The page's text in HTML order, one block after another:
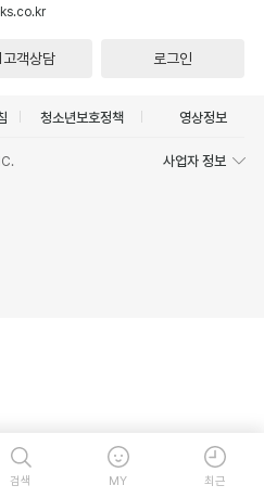
고객상담 로그인
청소년보호정책 영상정보
사업자 정보
검색 MY 최근